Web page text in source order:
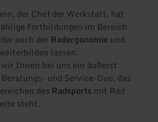
der Chef der Werkstatt, hat
Fortbildungen im Bereich
auch der Radergonomie und
lassen.
Ihnen bei uns ein äußerst
und Service-Duo, das
des Radsports mit Rad
steht.